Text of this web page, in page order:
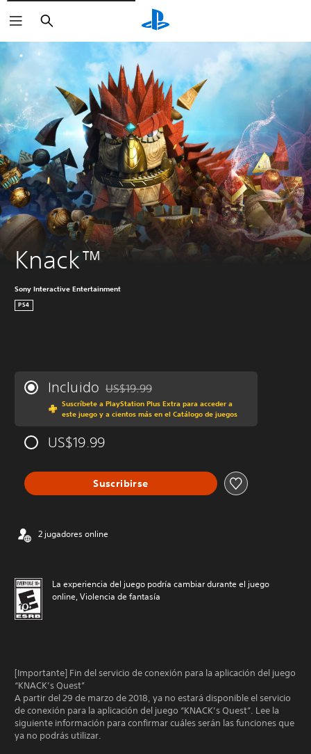
Buscar
Knack™
Sony Interactive Entertainment
PS4
Incluido Rebajado del precio original de US$19.99
US$19.99
Suscríbete a PlayStation Plus Extra para acceder a
este juego y a cientos más en el Catálogo de juegos
US$19.99
Suscribirse
2 jugadores online
La experiencia del juego podría cambiar durante el juego
online, Violencia de fantasía
[Importante] Fin del servicio de conexión para la aplicación del juego
“KNACK’s Quest”
A partir del 29 de marzo de 2018, ya no estará disponible el servicio
de conexión para la aplicación del juego “KNACK’s Quest”. Lee la
siguiente información para confirmar cuáles serán las funciones que
ya no podrás utilizar.